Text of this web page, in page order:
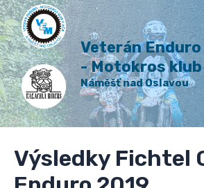
Přeskočit
na
obsah
Veterán Enduro
- Motokros klub
Náměšť nad Oslavou
Výsledky Fichtel
Post
navigation
H
l
e
d
a
t